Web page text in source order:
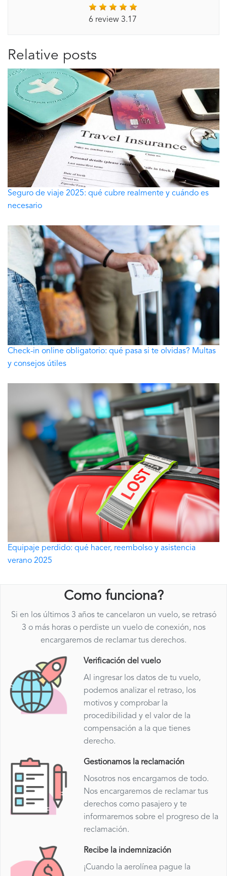
6 review 3.17
Relative posts
Seguro de viaje 2025: qué cubre realmente y cuándo es
necesario
Check-in online obligatorio: qué pasa si te olvidas? Multas
y consejos útiles
Equipaje perdido: qué hacer, reembolso y asistencia
verano 2025
Como funciona?
Si en los últimos 3 años te cancelaron un vuelo, se retrasó
3 o más horas o perdiste un vuelo de conexión, nos
encargaremos de reclamar tus derechos.
Verificación del vuelo
Al ingresar los datos de tu vuelo,
podemos analizar el retraso, los
motivos y comprobar la
procedibilidad y el valor de la
compensación a la que tienes
derecho.
Gestionamos la reclamación
Nosotros nos encargamos de todo.
Nos encargaremos de reclamar tus
derechos como pasajero y te
informaremos sobre el progreso de la
reclamación.
Recibe la indemnización
¡Cuando la aerolínea pague la